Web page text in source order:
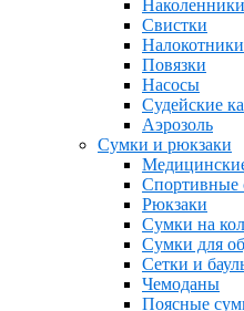
Наколенники
Свистки
Налокотники
Повязки
Насосы
Судейские
Аэрозоль
Сумки и рюкзаки
Спортивные
Рюкзаки
Сумки на
Сумки для
Сетки и
Чемоданы
Поясные